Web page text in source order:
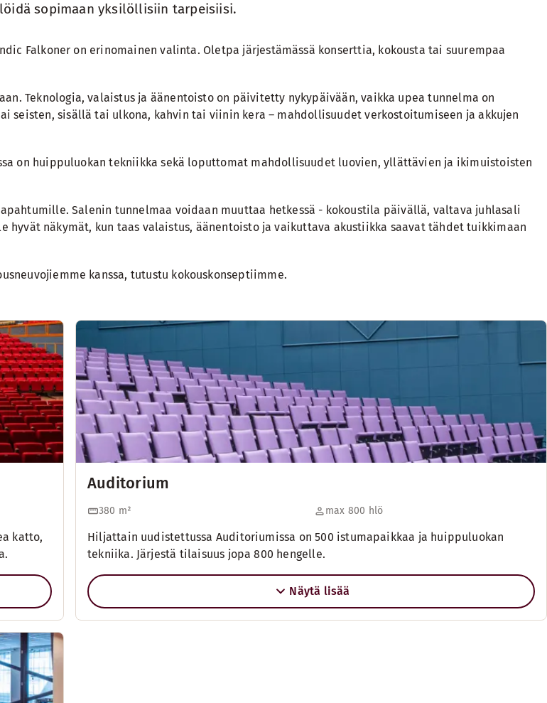
sopimaan yksilöllisiin tarpeisiisi.
Falkoner on erinomainen valinta. Oletpa järjestämässä konserttia, kokousta tai suurempaa
Teknologia, valaistus ja äänentoisto on päivitetty nykypäivään, vaikka upea tunnelma on
seisten, sisällä tai ulkona, kahvin tai viinin kera – mahdollisuudet verkostoitumiseen ja akkujen
on huippuluokan tekniikka sekä loputtomat mahdollisuudet luovien, yllättävien ja ikimuistoisten
Salenin tunnelmaa voidaan muuttaa hetkessä - kokoustila päivällä, valtava juhlasali
näkymät, kun taas valaistus, äänentoisto ja vaikuttava akustiikka saavat tähdet tuikkimaan
kanssa, tutustu kokouskonseptiimme.
katto,
Auditorium
380 m² max 800 hlö
Hiljattain uudistettussa Auditoriumissa on 500 istumapaikkaa ja huippuluokan
tekniika. Järjestä tilaisuus jopa 800 hengelle.
Näytä lisää